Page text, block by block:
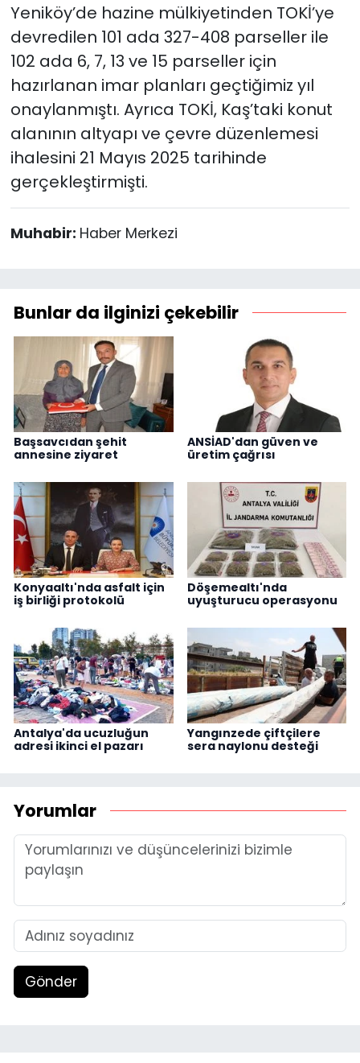
Yeniköy’de hazine mülkiyetinden TOKİ’ye
devredilen 101 ada 327-408 parseller ile
102 ada 6, 7, 13 ve 15 parseller için
hazırlanan imar planları geçtiğimiz yıl
onaylanmıştı. Ayrıca TOKİ, Kaş’taki konut
alanının altyapı ve çevre düzenlemesi
ihalesini 21 Mayıs 2025 tarihinde
gerçekleştirmişti.
Muhabir: Haber Merkezi
Bunlar da ilginizi çekebilir
Başsavcıdan şehit
annesine ziyaret
ANSİAD'dan güven ve
üretim çağrısı
Konyaaltı'nda asfalt için
iş birliği protokolü
Döşemealtı'nda
uyuşturucu operasyonu
Antalya'da ucuzluğun
adresi ikinci el pazarı
Yangınzede çiftçilere
sera naylonu desteği
Yorumlar
Gönder